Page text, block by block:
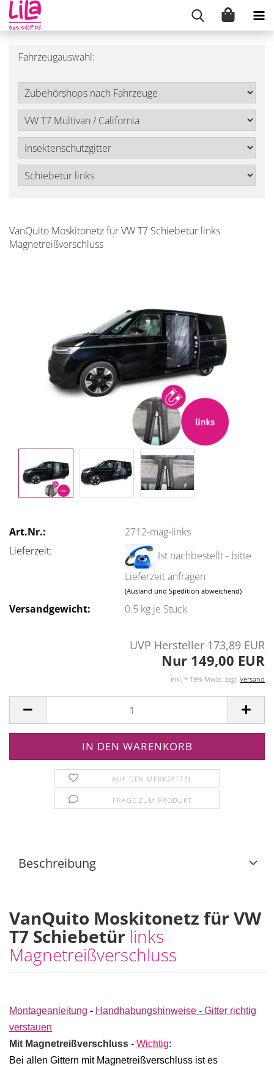
Fahrzeugauswahl:
VanQuito Moskitonetz für VW T7 Schiebetür links
Magnetreißverschluss
Art.Nr.:
2712-mag-links
Lieferzeit:
Ist nachbestellt - bitte
Lieferzeit anfragen
(Ausland und Spedition abweichend)
Versandgewicht: 0.5 kg je Stück
UVP Hersteller 173,89 EUR
Nur 149,00 EUR
inkl. * 19% MwSt. zzgl. Versand
AUF DEN MERKZETTEL
FRAGE ZUM PRODUKT
Beschreibung
VanQuito Moskitonetz für VW
T7 Schiebetür links
Magnetreißverschluss
Montageanleitung - Handhabungshinweise - Gitter richtig
verstauen
Mit Magnetreißverschluss - Wichtig:
Bei allen Gittern mit Magnetreißverschluss ist es